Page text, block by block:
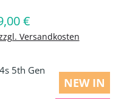
Preis:
€
Versandkosten
NEW IN